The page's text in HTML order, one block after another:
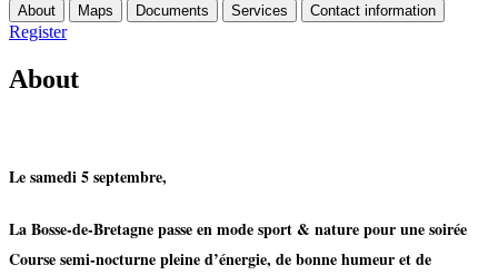
About Maps Documents Services Contact information
Register
About
Le samedi 5 septembre,
La Bosse-de-Bretagnepasse en mode sport & nature pour une soirée
Course semi-nocturnepleine d’énergie, de bonne humeur et de